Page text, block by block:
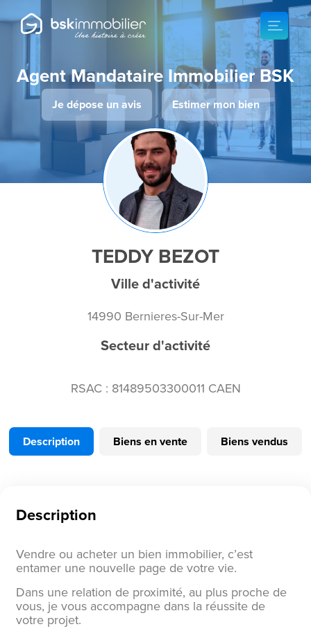
Agent Mandataire Immobilier BSK
Je dépose un avis Estimer mon bien
TEDDY BEZOT
Ville d'activité
14990 Bernieres-Sur-Mer
Secteur d'activité
RSAC : 81489503300011 CAEN
Description Biens en vente Biens vendus
Description
Vendre ou acheter un bien immobilier, c’est
entamer une nouvelle page de votre vie.
Dans une relation de proximité, au plus proche de
vous, je vous accompagne dans la réussite de
votre projet.